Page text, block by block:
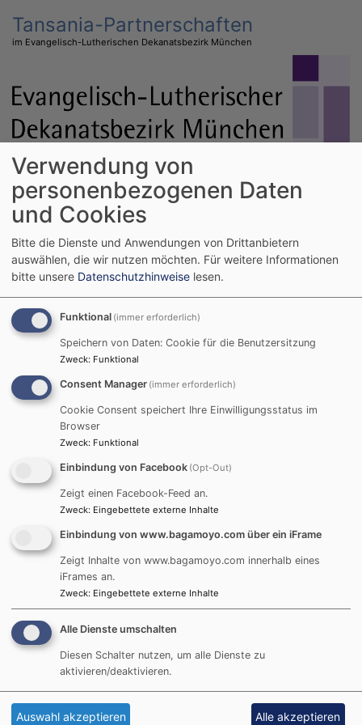
zum
Inhalt
Tansania-Partnerschaften
im Evangelisch-Lutherischen Dekanatsbezirk München
Hauptnavigation
Startseite Reisebericht von Herrn Döring
Reisebericht von
Herrn Döring
Jochen Döring berichtet
2025 um 15:30 Uhr
Gemeindesaal der
Jesuskirche Haar
Waldluststr. 36, 85540 Haar
Alle Interessenten sind herzlich eingeladen!
Anmeldungen erbeten anjodoehaar@gmail.com
Hauptnavigation
Startseite
Fußbereichsmenü
Tipps und Links
Verwendung von
personenbezogenen Daten
und Cookies
Bitte die Dienste und Anwendungen von Drittanbietern
auswählen, die wir nutzen möchten. Für weitere Informationen
bitte unsere Datenschutzhinweise lesen.
Funktional (immer erforderlich)
Speichern von Daten: Cookie für die Benutzersitzung
Zweck: Funktional
Consent Manager (immer erforderlich)
Cookie Consent speichert Ihre Einwilligungsstatus im
Browser
Zweck: Funktional
Einbindung von Facebook (Opt-Out)
Zeigt einen Facebook-Feed an.
Zweck: Eingebettete externe Inhalte
Einbindung von www.bagamoyo.com über ein iFrame
Zeigt Inhalte von www.bagamoyo.com innerhalb eines
iFrames an.
Zweck: Eingebettete externe Inhalte
Alle Dienste umschalten
Diesen Schalter nutzen, um alle Dienste zu
aktivieren/deaktivieren.
Auswahl akzeptieren Alle akzeptieren